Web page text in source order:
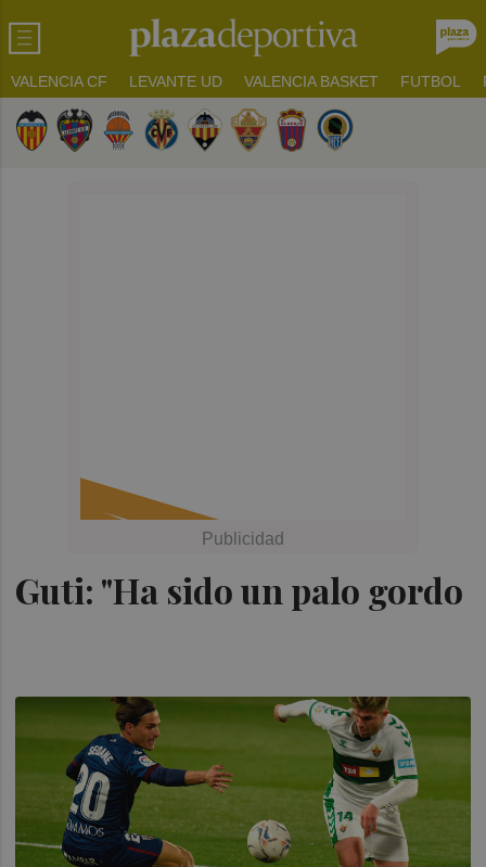
VALENCIA CF LEVANTE UD VALENCIA BASKET FUTBOL
Guti: "Ha sido un palo gordo